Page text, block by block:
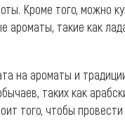
Кроме того, можно
такие как
на ароматы и
таких как
того, чтобы